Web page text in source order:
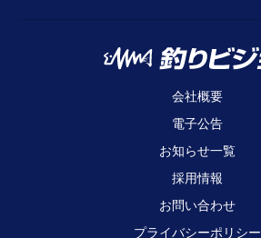
会社概要
電子公告
お知らせ一覧
採用情報
お問い合わせ
プライバシーポリシー